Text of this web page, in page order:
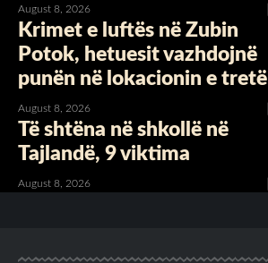
August 8, 2026
Krimet e luftës në Zubin
Potok, hetuesit vazhdojnë
punën në lokacionin e tretë
August 8, 2026
Të shtëna në shkollë në
Tajlandë, 9 viktima
August 8, 2026